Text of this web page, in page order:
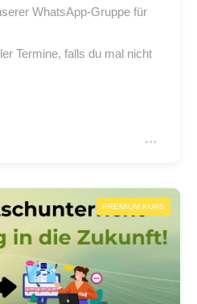
WhatsApp-Gruppe für
Termine, falls du mal nicht
PREMIUM KURS